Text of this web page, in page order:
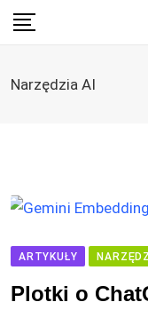
Skip
to
Narzędzia AI
ARTYKUŁY
Plotki o